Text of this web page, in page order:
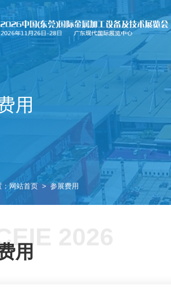
用
：网站首页 >参展费用
2026
用